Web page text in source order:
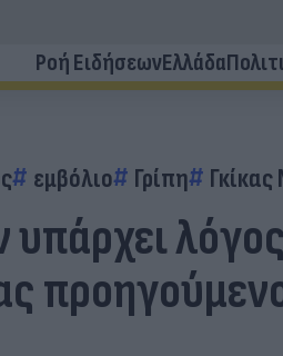
Ροή ΕιδήσεωνΕλλάδα
εμβόλιο Γρίπη
υπάρχει